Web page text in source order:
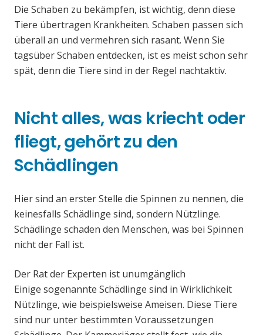
Die Schaben zu bekämpfen, ist wichtig, denn diese
Tiere übertragen Krankheiten. Schaben passen sich
überall an und vermehren sich rasant. Wenn Sie
tagsüber Schaben entdecken, ist es meist schon sehr
spät, denn die Tiere sind in der Regel nachtaktiv.
Nicht alles, was kriecht oder
fliegt, gehört zu den
Schädlingen
Hier sind an erster Stelle die Spinnen zu nennen, die
keinesfalls Schädlinge sind, sondern Nützlinge.
Schädlinge schaden den Menschen, was bei Spinnen
nicht der Fall ist.
Der Rat der Experten ist unumgänglich
Einige sogenannte Schädlinge sind in Wirklichkeit
Nützlinge, wie beispielsweise Ameisen. Diese Tiere
sind nur unter bestimmten Voraussetzungen